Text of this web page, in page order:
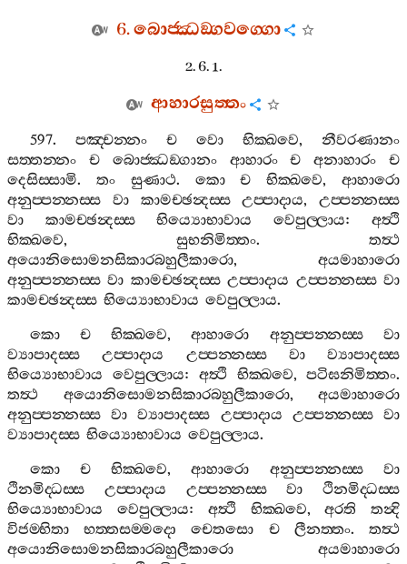
6.බොජ‍්ඣඞ‍්ගවග‍්ගො
2. 6. 1.
ආහාරසුත‍්තං
597. පඤ‍්චන‍්නං ච වො භික‍්ඛවෙ,නීවරණානං
සත‍්තන‍්නං
ච බොජ‍්ඣඞ‍්ගානං ආහාරං ච අනාහාරං
ච
දෙසිස‍්සාමි. තං සුණාථ. කො ච භික‍්ඛවෙ,ආහාරො
අනුප‍්පන‍්නස‍්ස
වා කාමච‍්ඡන්‍දස‍්ස උප‍්පාදාය, උප‍්පන‍්නස‍්ස
වා
කාමච‍්ඡන්‍දස‍්ස භිය්‍යොභාවාය වෙපුල‍්ලාය: අත්‍ථි
භික‍්ඛවෙ, සුභනිමිත‍්තං. තත්‍ථ
අයොනිසොමනසිකාරබහුලීකාරො, අයමාහාරො
අනුප‍්පන‍්නස‍්ස වා කාමච‍්ඡන්‍දස‍්ස උප‍්පාදාය උප‍්පන‍්නස‍්ස වා
කාමච‍්ඡන්‍දස‍්ස භිය්‍යොභාවාය වෙපුල‍්ලාය.
කො
ච භික‍්ඛවෙ,ආහාරො අනුප‍්පන‍්නස‍්ස
වා
ව්‍යාපාදස‍්ස
උප‍්පාදාය උප‍්පන‍්නස‍්ස වා
ව්‍යාපාදස‍්ස
භිය්‍යොභාවාය
වෙපුල‍්ලාය: අත්‍ථි භික‍්ඛවෙ, පටිඝනිමිත‍්තං.
තත්‍ථ
අයොනිසොමනසිකාරබහුලීකාරො, අයමාහාරො
අනුප‍්පන‍්නස‍්ස වා ව්‍යාපාදස‍්ස උප‍්පාදාය උප‍්පන‍්නස‍්ස වා
ව්‍යාපාදස‍්ස භිය්‍යොභාවාය වෙපුල‍්ලාය.
කො
ච භික‍්ඛවෙ,ආහාරො අනුප‍්පන‍්නස‍්ස
වා
ථිනමිද‍්ධස‍්ස
උප‍්පාදාය උප‍්පන‍්නස‍්ස වා
ථිනමිද‍්ධස‍්ස
භිය්‍යොභාවාය
වෙපුල‍්ලාය:අත්‍ථි භික‍්ඛවෙ,අරති
තන්‍දි
විජම‍්භිතා
භත‍්තසම‍්මදො චෙතසො ච ලීනත‍්තං.තත්‍ථ
අයොනිසොමනසිකාරබහුලීකාරො
අයමාහාරො